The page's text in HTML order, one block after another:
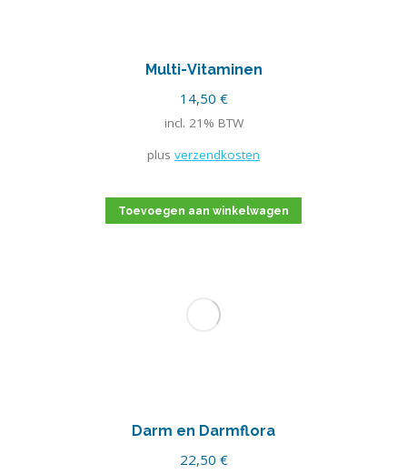
Multi-Vitaminen
14,50 €
incl. 21% BTW
plus verzendkosten
Toevoegen aan winkelwagen
Darm en Darmflora
22,50 €